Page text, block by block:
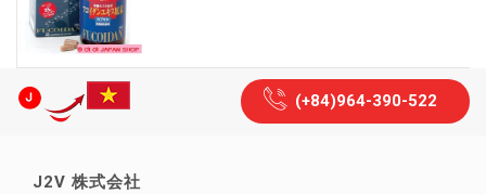
(+84)964-390-522
J2V 株式会社